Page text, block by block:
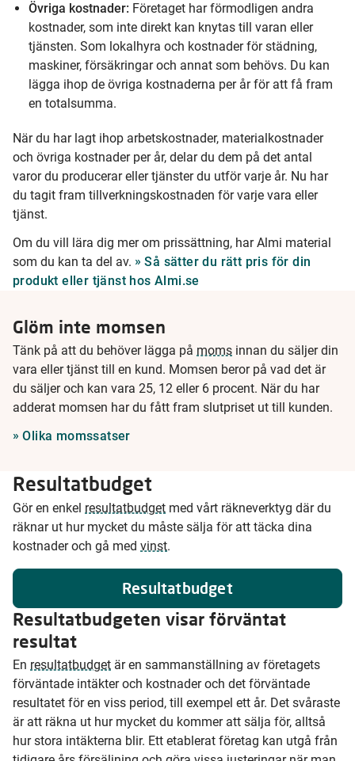
Övriga kostnader: Företaget har förmodligen andra
kostnader, som inte direkt kan knytas till varan eller
tjänsten. Som lokalhyra och kostnader för städning,
maskiner, försäkringar och annat som behövs. Du kan
lägga ihop de övriga kostnaderna per år för att få fram
en totalsumma.
När du har lagt ihop arbetskostnader, materialkostnader
och övriga kostnader per år, delar du dem på det antal
varor du producerar eller tjänster du utför varje år. Nu har
du tagit fram tillverkningskostnaden för varje vara eller
tjänst.
Om du vill lära dig mer om prissättning, har Almi material
som du kan ta del av.
Så sätter du rätt pris för din
produkt eller tjänst hos Almi.se
Glöm inte momsen
Tänk på att du behöver lägga på moms innan du säljer din
vara eller tjänst till en kund. Momsen beror på vad det är
du säljer och kan vara 25, 12 eller 6 procent. När du har
adderat momsen har du fått fram slutpriset ut till kunden.
Olika momssatser
Resultatbudget
Gör en enkel resultatbudget med vårt räkneverktyg där du
räknar ut hur mycket du måste sälja för att täcka dina
kostnader och gå med vinst.
Resultatbudget
Resultatbudgeten visar förväntat
resultat
En resultatbudget är en sammanställning av företagets
förväntade intäkter och kostnader och det förväntade
resultatet för en viss period, till exempel ett år. Det svåraste
är att räkna ut hur mycket du kommer att sälja för, alltså
hur stora intäkterna blir. Ett etablerat företag kan utgå från